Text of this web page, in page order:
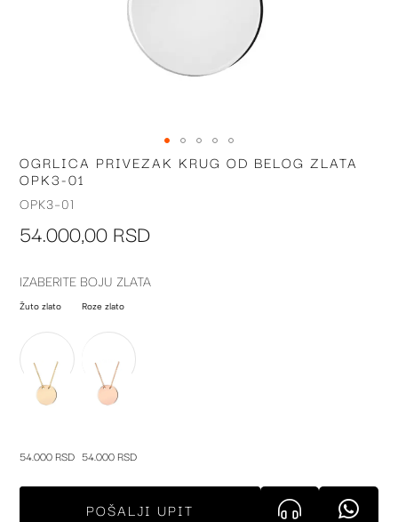
Skip
to
the
of
gallery
OGRLICA PRIVEZAK KRUG OD BELOG ZLATA
OPK3-01
OPK3-01
54.000,00 RSD
IZABERITE BOJU ZLATA
Žuto zlato
54.000 RSD
Roze zlato
54.000 RSD
POŠALJI UPIT